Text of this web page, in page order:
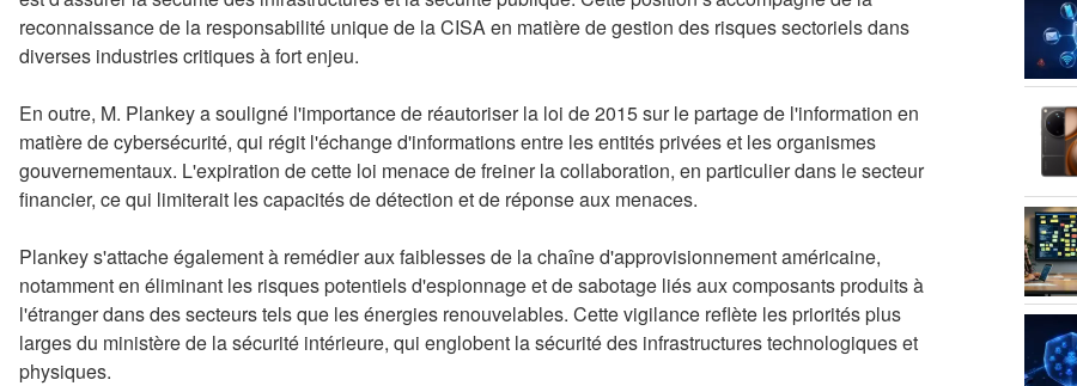
reconnaissance de la responsabilité unique de la CISA en matière de gestion des risques sectoriels dans
diverses industries critiques à fort enjeu.
En outre, M. Plankey a souligné l'importance de réautoriser la loi de 2015 sur le partage de l'information en
matière de cybersécurité, qui régit l'échange d'informations entre les entités privées et les organismes
gouvernementaux. L'expiration de cette loi menace de freiner la collaboration, en particulier dans le secteur
financier, ce qui limiterait les capacités de détection et de réponse aux menaces.
Plankey s'attache également à remédier aux faiblesses de la chaîne d'approvisionnement américaine,
notamment en éliminant les risques potentiels d'espionnage et de sabotage liés aux composants produits à
l'étranger dans des secteurs tels que les énergies renouvelables. Cette vigilance reflète les priorités plus
larges du ministère de la sécurité intérieure, qui englobent la sécurité des infrastructures technologiques et
physiques.